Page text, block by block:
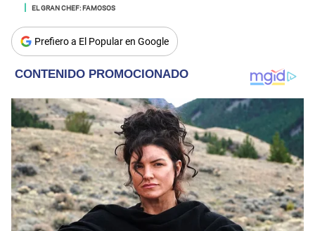
EL GRAN CHEF: FAMOSOS
Prefiero a El Popular en Google